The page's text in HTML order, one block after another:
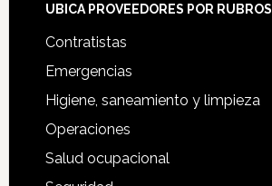
UBICA PROVEEDORES POR RUBROS
Contratistas
Emergencias
Higiene, saneamiento y limpieza
Operaciones
Salud ocupacional